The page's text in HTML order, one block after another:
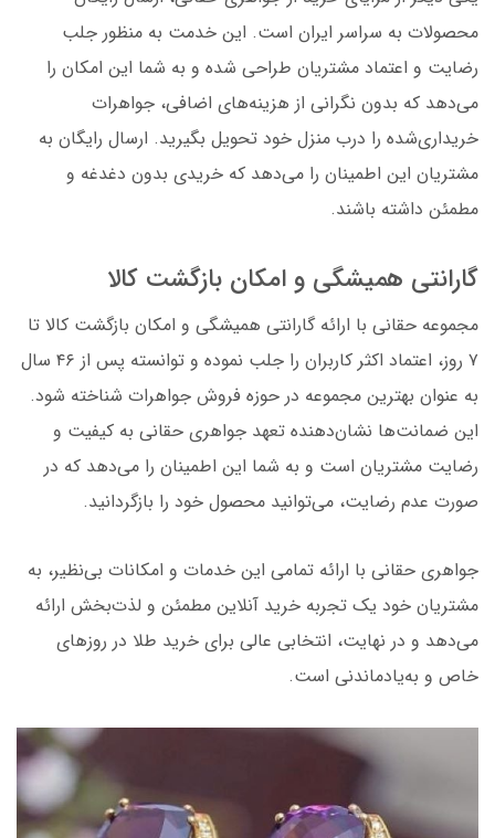
محصولات به سراسر ایران است. این خدمت به منظور جلب
رضایت و اعتماد مشتریان طراحی شده و به شما این امکان را
می‌دهد که بدون نگرانی از هزینه‌های اضافی، جواهرات
خریداری‌شده را درب منزل خود تحویل بگیرید. ارسال رایگان به
مشتریان این اطمینان را می‌دهد که خریدی بدون دغدغه و
مطمئن داشته باشند.
گارانتی همیشگی و امکان بازگشت کالا
مجموعه حقانی با ارائه گارانتی همیشگی و امکان بازگشت کالا تا
۷ روز، اعتماد اکثر کاربران را جلب نموده و توانسته پس از ۴۶ سال
به عنوان بهترین مجموعه در حوزه فروش جواهرات شناخته شود.
این ضمانت‌ها نشان‌دهنده تعهد جواهری حقانی به کیفیت و
رضایت مشتریان است و به شما این اطمینان را می‌دهد که در
صورت عدم رضایت، می‌توانید محصول خود را بازگردانید.
جواهری حقانی با ارائه تمامی این خدمات و امکانات بی‌نظیر، به
مشتریان خود یک تجربه خرید آنلاین مطمئن و لذت‌بخش ارائه
می‌دهد و در نهایت، انتخابی عالی برای خرید طلا در روزهای
خاص و به‌یادماندنی است.